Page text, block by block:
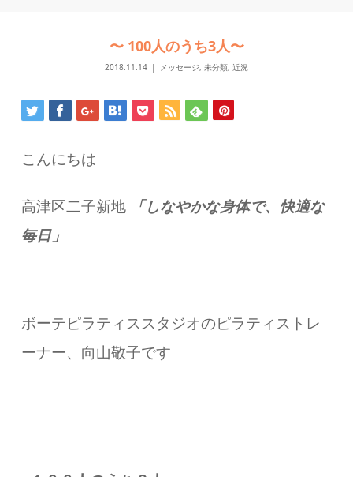
〜 100人のうち3人〜
2018.11.14 メッセージ, 未分類, 近況
こんにちは
高津区二子新地
「しなやかな身体で、快適な
毎日」
ボーテピラティススタジオのピラティストレ
ーナー、向山敬子です